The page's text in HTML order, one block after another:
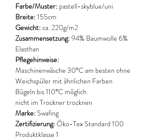
Farbe/Muster: pastell-skyblue/uni
Breite: 155cm
Gewicht: ca. 220g/m2
Zusammensetzung: 94% Baumwolle 6%
Elasthan
Pflegehinweise:
Maschinenwäsche 30°C am besten ohne
Weichspüler mit ähnlichen Farben
Bügeln bis 110°C möglich
nicht im Trockner trocknen
Marke: Swafing
Zertifizierung: Öko-Tex Standard 100
Produktklasse 1